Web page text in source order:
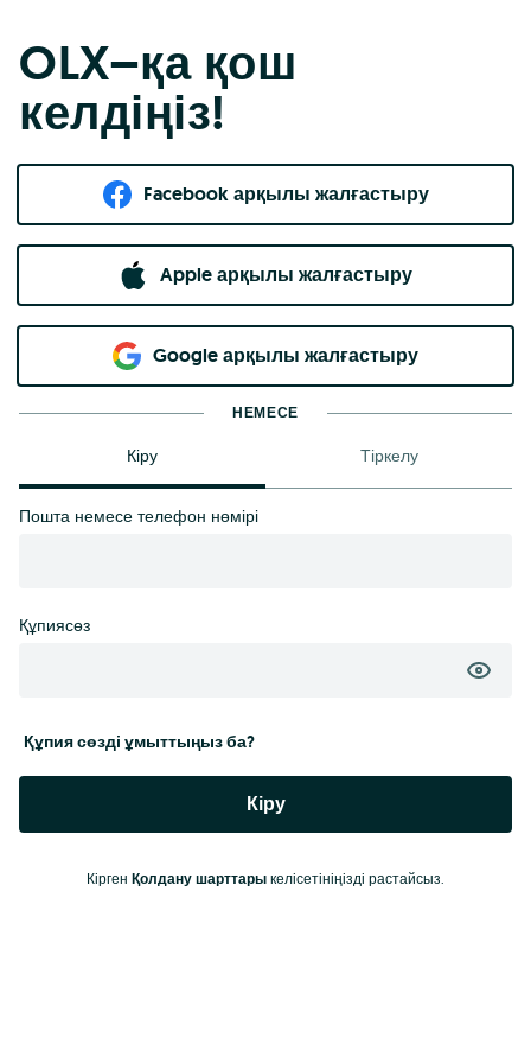
OLX–қа қош
келдіңіз!
Facebook арқылы жалғастыру
Apple арқылы жалғастыру
Google арқылы жалғастыру
НЕМЕСЕ
Кіру Тіркелу
Пошта немесе телефон нөмірі
Құпиясөз
Құпия сөзді ұмыттыңыз ба?
Кіру
Кірген Қолдану шарттары келісетініңізді растайсыз.